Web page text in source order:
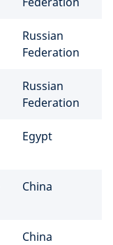
Russian
Federation
Russian
Federation
Egypt
China
China